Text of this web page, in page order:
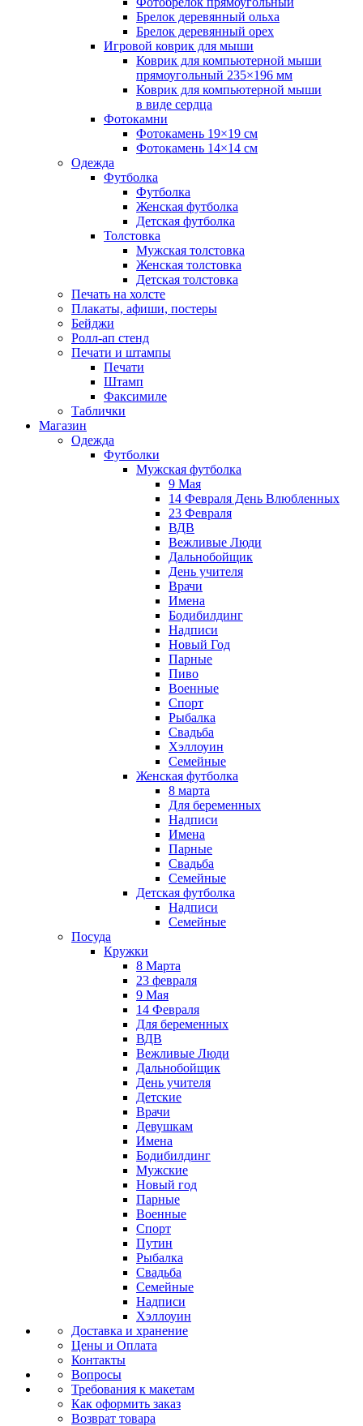
Брелок деревянный ольха
Брелок деревянный орех
Игровой коврик для мыши
Коврик для компьютерной мыши
прямоугольный 235×196 мм
Коврик для компьютерной мыши
в виде сердца
Фотокамни
Фотокамень 19×19 см
Фотокамень 14×14 см
Одежда
Футболка
Футболка
Женская футболка
Детская футболка
Толстовка
Мужская толстовка
Женская толстовка
Детская толстовка
Печать на холсте
Плакаты, афиши, постеры
Бейджи
Ролл-ап стенд
Печати и штампы
Печати
Штамп
Факсимиле
Таблички
Магазин
Одежда
Футболки
Мужская футболка
9 Мая
14 Февраля День Влюбленных
23 Февраля
ВДВ
Вежливые Люди
Дальнобойщик
День учителя
Врачи
Имена
Бодибилдинг
Надписи
Новый Год
Парные
Пиво
Военные
Спорт
Рыбалка
Свадьба
Хэллоуин
Семейные
Женская футболка
8 марта
Для беременных
Надписи
Имена
Парные
Свадьба
Семейные
Детская футболка
Надписи
Семейные
Посуда
Кружки
8 Марта
23 февраля
9 Мая
14 Февраля
Для беременных
ВДВ
Вежливые Люди
Дальнобойщик
День учителя
Детские
Врачи
Девушкам
Имена
Бодибилдинг
Мужские
Новый год
Парные
Военные
Спорт
Путин
Рыбалка
Свадьба
Семейные
Надписи
Хэллоуин
Доставка и хранение
Цены и Оплата
Контакты
Вопросы
Требования к макетам
Как оформить заказ
Возврат товара